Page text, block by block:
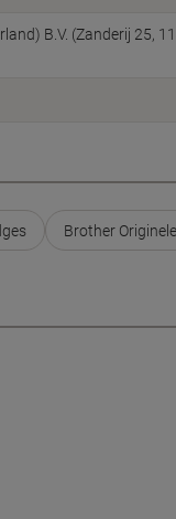
B.V. (Zanderij 25,
Brother